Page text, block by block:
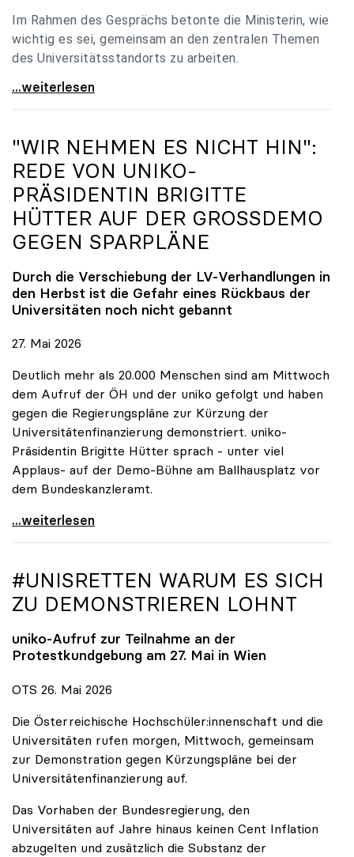
Im Rahmen des Gesprächs betonte die Ministerin, wie
wichtig es sei, gemeinsam an den zentralen Themen
des Universitätsstandorts zu arbeiten.
Holzleitner empfing uniko-Spitze zum Austausch
...weiterlesen
"WIR NEHMEN ES NICHT HIN":
REDE VON UNIKO-
PRÄSIDENTIN BRIGITTE
HÜTTER AUF DER GROSSDEMO G
EGEN SPARPLÄNE
Durch die Verschiebung der LV-Verhandlungen in
den Herbst ist die Gefahr eines Rückbaus der
Universitäten noch nicht gebannt
27. Mai 2026
Deutlich mehr als 20.000 Menschen sind am Mittwoch
dem Aufruf der ÖH und der uniko gefolgt und haben
gegen die Regierungspläne zur Kürzung der
Universitätenfinanzierung demonstriert. uniko-
Präsidentin Brigitte Hütter sprach - unter viel
Applaus- auf der Demo-Bühne am Ballhausplatz vor
dem Bundeskanzleramt.
\"Wir nehmen es nicht hin\": Rede von
...weiterlesen
#UNISRETTEN WARUM ES SICH
ZU DEMONSTRIEREN LOHNT
uniko-Aufruf zur Teilnahme an der
Protestkundgebung am 27. Mai in Wien
OTS 26. Mai 2026
Die Österreichische Hochschüler:innenschaft und die
Universitäten rufen morgen, Mittwoch, gemeinsam
zur Demonstration gegen Kürzungspläne bei der
Universitätenfinanzierung auf.
Das Vorhaben der Bundesregierung, den
Universitäten auf Jahre hinaus keinen Cent Inflation
abzugelten und zusätzlich die Substanz der